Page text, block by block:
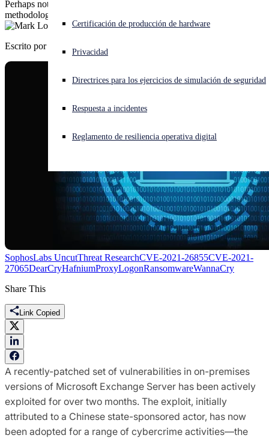
¿Está sufriendo un ciberataque? Obtenga ayuda ahora mismo
Open language switcher
Certificación de producción de hardware
Privacidad
Directrices para los ejercicios de simulación de seguridad
Respuesta a incidentes
Reglamento de resiliencia operativa digital
Perhaps not by coincidence, the ransomware's file encryption
methodology mimics that of WannaCry.
Escrito por
SophosLabs UncutThreat ResearchCVE-2021-26855CVE-2021-
27065DearCryHafniumProxyLogonRansomwareWannaCry
Share This
Link Copied
A recently-patched set of vulnerabilities in on-premises
versions of Microsoft Exchange Server has been actively
exploited for over two months. The exploit, initially
attributed to a Chinese state-sponsored actor, has now
been adopted for a range of cybercrime activities—the